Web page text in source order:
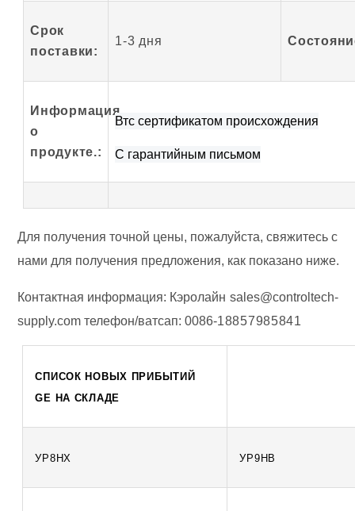
Срок
поставки:
1-3 дня
Информация
о
продукте.:
Втс сертификатом происхождения
С гарантийным письмом
Для получения точной цены, пожалуйста, свяжитесь с
нами для получения предложения, как показано ниже.
Контактная информация: Кэролайн sales@controltech-
supply.com телефон/ватсап: 0086-18857985841
СПИСОК НОВЫХ ПРИБЫТИЙ
GE НА СКЛАДЕ
УР8НХ УР9НВ